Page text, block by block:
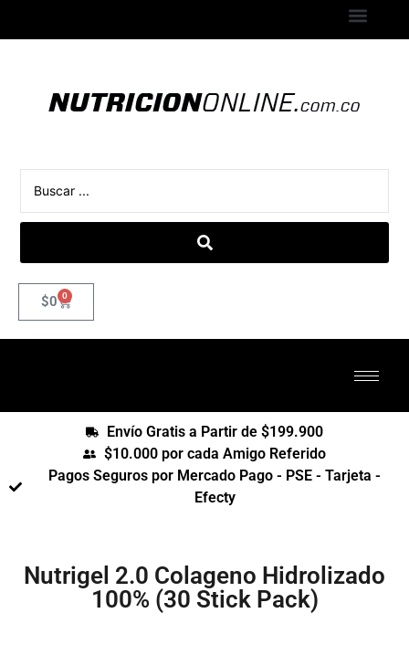
$0 0
Envío Gratis a Partir de $199.900
$10.000 por cada Amigo Referido
Pagos Seguros por Mercado Pago - PSE - Tarjeta -
Efecty
Nutrigel 2.0 Colageno Hidrolizado
100% (30 Stick Pack)